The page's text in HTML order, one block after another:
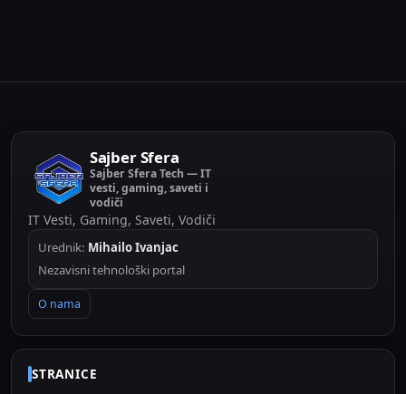
Sajber Sfera
Sajber Sfera Tech — IT
vesti, gaming, saveti i
vodiči
IT Vesti, Gaming, Saveti, Vodiči
Urednik: Mihailo Ivanjac
Nezavisni tehnološki portal
O nama
STRANICE